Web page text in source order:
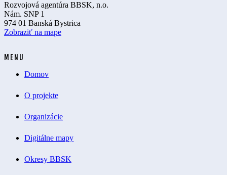
Rozvojová agentúra BBSK, n.o.
Nám. SNP 1
974 01 Banská Bystrica
Zobraziť na mape
MENU
Domov
O projekte
Organizácie
Digitálne mapy
Okresy BBSK